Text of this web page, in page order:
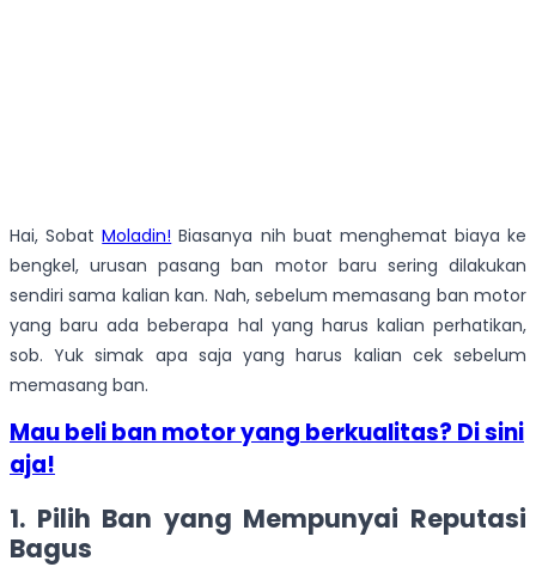
Hai, SobatMoladin! Biasanya nih buat menghemat biaya ke
bengkel, urusan pasang ban motor baru sering dilakukan
sendiri sama kalian kan. Nah, sebelum memasang ban motor
yang baru ada beberapa hal yang harus kalian perhatikan,
sob. Yuk simak apa saja yang harus kalian cek sebelum
memasang ban.
Mau beli ban motor yang berkualitas? Di sini
aja!
1. Pilih Ban yang Mempunyai Reputasi
Bagus